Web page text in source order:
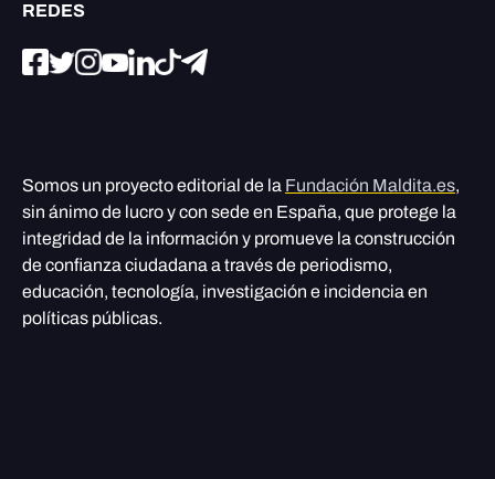
REDES
Somos un proyecto editorial de la Fundación Maldita.es,
sin ánimo de lucro y con sede en España, que protege la
integridad de la información y promueve la construcción
de confianza ciudadana a través de periodismo,
educación, tecnología, investigación e incidencia en
políticas públicas.